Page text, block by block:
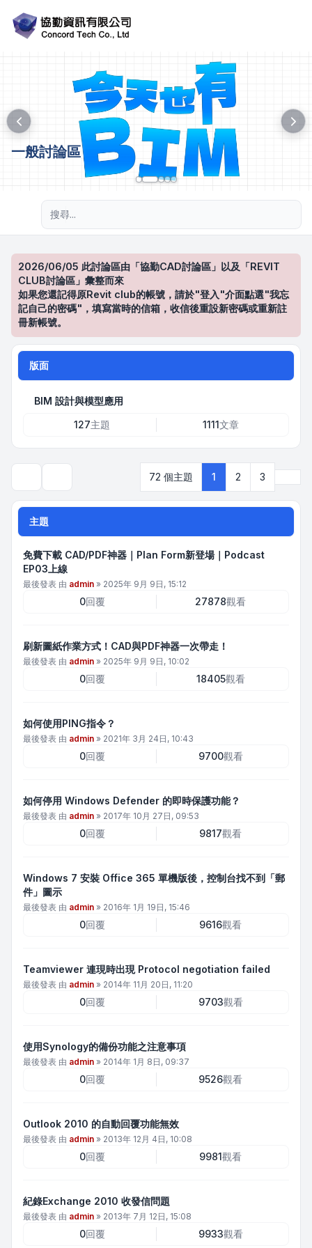
一般討論區
2026/06/05 此討論區由「協勤CAD討論區」以及「REVIT
CLUB討論區」彙整而來
如果您還記得原Revit club的帳號，請於"登入"介面點選"我忘
記自己的密碼"，填寫當時的信箱，收信後重設新密碼或重新註
冊新帳號。
版面
BIM 設計與模型應用
127主題 1111文章
72 個主題 1 2 3
主題
免費下載 CAD/PDF神器｜Plan Form新登場｜Podcast
EP03上線
最後發表 由 admin » 2025年 9月 9日, 15:12
0回覆 27878觀看
刷新圖紙作業方式！CAD與PDF神器一次帶走！
最後發表 由 admin » 2025年 9月 9日, 10:02
0回覆 18405觀看
如何使用PING指令？
最後發表 由 admin » 2021年 3月 24日, 10:43
0回覆 9700觀看
如何停用 Windows Defender 的即時保護功能？
最後發表 由 admin » 2017年 10月 27日, 09:53
0回覆 9817觀看
Windows 7 安裝 Office 365 單機版後，控制台找不到「郵
件」圖示
最後發表 由 admin » 2016年 1月 19日, 15:46
0回覆 9616觀看
Teamviewer 連現時出現 Protocol negotiation failed
最後發表 由 admin » 2014年 11月 20日, 11:20
0回覆 9703觀看
使用Synology的備份功能之注意事項
最後發表 由 admin » 2014年 1月 8日, 09:37
0回覆 9526觀看
Outlook 2010 的自動回覆功能無效
最後發表 由 admin » 2013年 12月 4日, 10:08
0回覆 9981觀看
紀錄Exchange 2010 收發信問題
最後發表 由 admin » 2013年 7月 12日, 15:08
0回覆 9933觀看